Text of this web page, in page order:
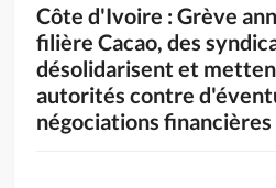
Côte d'Ivoire : Grève
filière Cacao, des
désolidarisent et
autorités contre
négociations